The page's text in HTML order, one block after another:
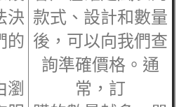
決
的
瀏
款式、設計和數量
後，可以向我們查
詢準確價格。通
常，訂